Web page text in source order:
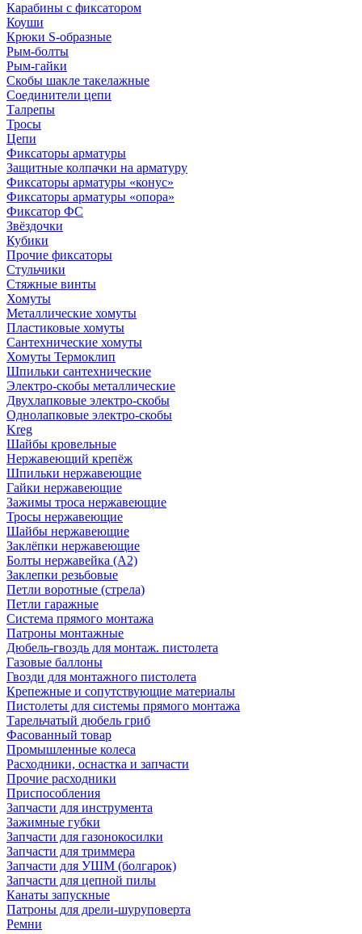
Карабины с фиксатором
Коуши
Крюки S-образные
Рым-болты
Рым-гайки
Скобы шакле такелажные
Соединители цепи
Талрепы
Тросы
Цепи
Фиксаторы арматуры
Защитные колпачки на арматуру
Фиксаторы арматуры «конус»
Фиксаторы арматуры «опора»
Фиксатор ФС
Звёздочки
Кубики
Прочие фиксаторы
Стульчики
Стяжные винты
Хомуты
Металлические хомуты
Пластиковые хомуты
Сантехнические хомуты
Хомуты Термоклип
Шпильки сантехнические
Электро-скобы металлические
Двухлапковые электро-скобы
Однолапковые электро-скобы
Kreg
Шайбы кровельные
Нержавеющий крепёж
Шпильки нержавеющие
Гайки нержавеющие
Зажимы троса нержавеющие
Тросы нержавеющие
Шайбы нержавеющие
Заклёпки нержавеющие
Болты нержавейка (А2)
Заклепки резьбовые
Петли воротные (стрела)
Петли гаражные
Система прямого монтажа
Патроны монтажные
Дюбель-гвоздь для монтаж. пистолета
Газовые баллоны
Гвозди для монтажного пистолета
Крепежные и сопутствующие материалы
Пистолеты для системы прямого монтажа
Тарельчатый дюбель гриб
Фасованный товар
Промышленные колеса
Расходники, оснастка и запчасти
Прочие расходники
Приспособления
Запчасти для инструмента
Зажимные губки
Запчасти для газонокосилки
Запчасти для триммера
Запчасти для УШМ (болгарок)
Запчасти для цепной пилы
Канаты запускные
Патроны для дрели-шуруповерта
Ремни